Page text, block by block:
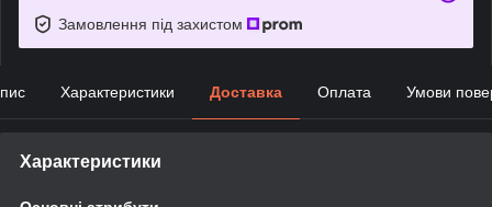
Замовлення під захистом
Характеристики Доставка Оплата Умови
Характеристики